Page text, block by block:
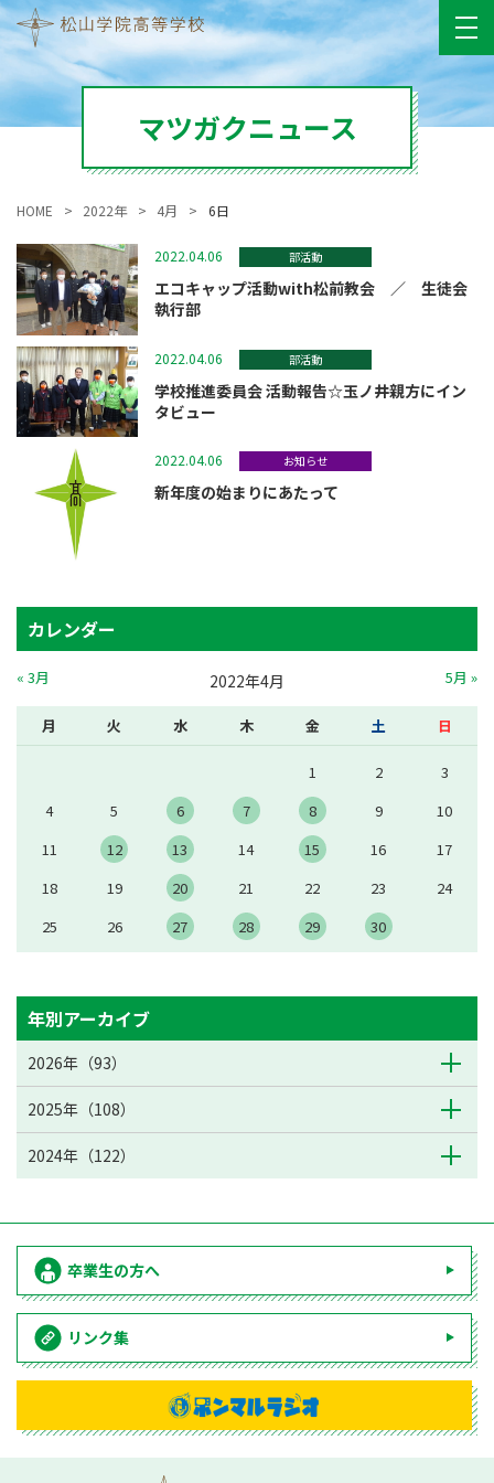
マツガクニュース
HOME 2022年 4月 6日
2022.04.06 部活動
エコキャップ活動with松前教会 ／ 生徒会
執行部
2022.04.06 部活動
学校推進委員会 活動報告☆玉ノ井親方にイン
タビュー
2022.04.06 お知らせ
新年度の始まりにあたって
カレンダー
2022年4月
月 火 水 木 金 土 日
1 2
3
4
5 6 7 8 9
10
11
12 13 14 15 16
17
18
19 20 21 22 23
24
25
26 27 28 29 30
« 3月 5月 »
年別アーカイブ
2026年（93）
2025年（108）
2024年（122）
卒業生の方へ
リンク集